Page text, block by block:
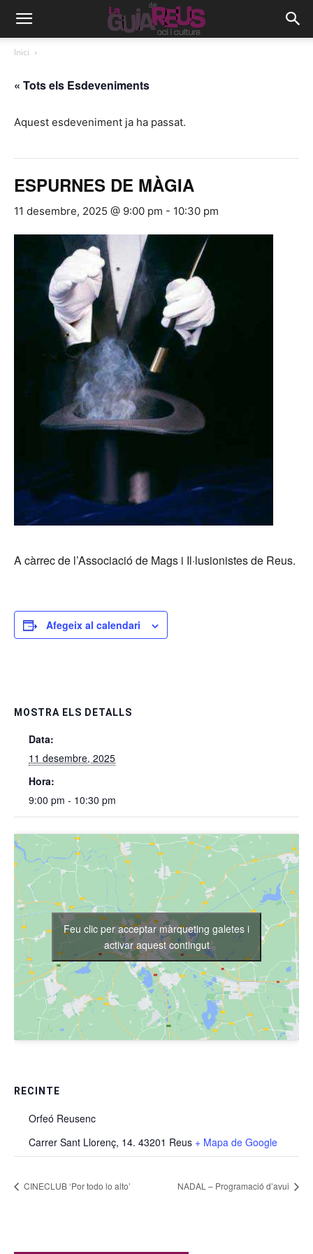
Inici
« Tots els Esdeveniments
Aquest esdeveniment ja ha passat.
ESPURNES DE MÀGIA
11 desembre, 2025 @ 9:00 pm - 10:30 pm
A càrrec de l’Associació de Mags i Il·lusionistes de Reus.
Afegeix al calendari
MOSTRA ELS DETALLS
Data:
11 desembre, 2025
Hora:
9:00 pm - 10:30 pm
RECINTE
Orfeó Reusenc
Carrer Sant Llorenç, 14. 43201 Reus + Mapa de Google
Feu clic per acceptar màrqueting galetes i
activar aquest contingut
CINECLUB ‘Por todo lo alto’ NADAL – Programació d’avui